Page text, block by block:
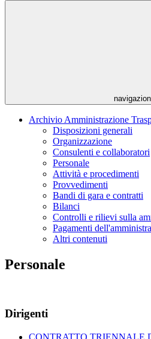
Archivio Amministrazione
Disposizioni generali
Organizzazione
Consulenti e collaboratori
Personale
Attività e procedimenti
Provvedimenti
Bandi di gara e contratti
Bilanci
Controlli e rilievi sulla
Pagamenti
Altri contenuti
Personale
Dirigenti
CONTRATTO TRIENNALE